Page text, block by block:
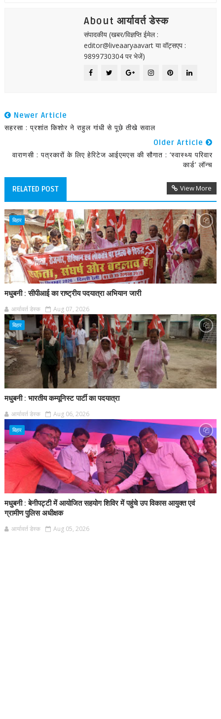
About आर्यावर्त डेस्क
संपादकीय (खबर/विज्ञप्ति ईमेल :
editor@liveaaryaavart या वॉट्सएप :
9899730304 पर भेजें)
Newer Article
सहरसा : प्रशांत किशोर ने राहुल गांधी से पूछे तीखे सवाल
Older Article
वाराणसी : पत्रकारों के लिए हेरिटेज आईएमएस की सौगात : ‘स्वास्थ्य परिवार
कार्ड’ लॉन्च
RELATED POST View More
बिहार
मधुबनी : सीपीआई का राष्ट्रीय पदयात्रा अभियान जारी
आर्यावर्त डेस्क Aug 07, 2026
बिहार
मधुबनी : भारतीय कम्यूनिस्ट पार्टी का पदयात्रा
आर्यावर्त डेस्क Aug 06, 2026
बिहार
मधुबनी : बेनीपट्टी में आयोजित सहयोग शिविर में पहुंचे उप विकास आयुक्त एवं
ग्रामीण पुलिस अधीक्षक
आर्यावर्त डेस्क Aug 05, 2026